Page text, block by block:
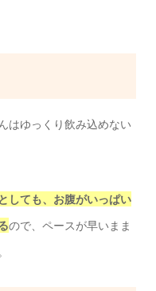
はゆっくり飲み込めない
しても、お腹がいっぱい
ので、ペースが早いまま